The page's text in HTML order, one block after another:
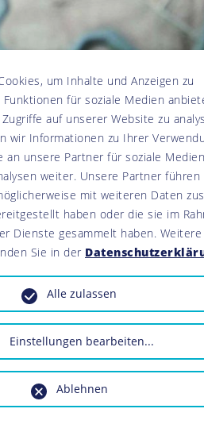
Steigerwald und
zum „Zertifizierten Natur-
mit den beiden
Bayerische Akademie für
vier Wochenenden statt, zwei
Der Kurs richtet sich an bereits
die bisher noch kaum
und Bewerbung ist
melden. Weitere Informationen
um Inhalte und Anzeigen zu
für soziale Medien
auf unserer Website zu
wir Informationen zu Ihrer
an unsere Partner für soziale
weiter. Unsere Partner führen
mit weiteren Daten
haben oder die sie im
Dienste gesammelt haben. Weitere
Sie in der
Einstellungen bearbeiten...
Ablehnen
Alle zulassen